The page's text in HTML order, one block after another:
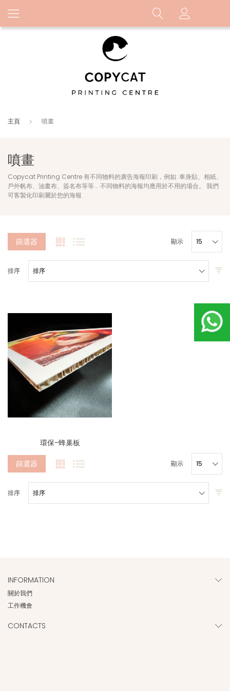
主頁 噴畫
噴畫
Copycat Printing Centre 有不同物料的廣告海報印刷，例如: 車身貼、相紙、
戶外帆布、油畫布、簽名布等等... 不同物料的海報均應用於不用的場合。 我們
可客製化印刷屬於您的海報
篩選器
排序
顯示
環保-蜂巢板
篩選器
排序
顯示
INFORMATION
關於我們
工作機會
CONTACTS